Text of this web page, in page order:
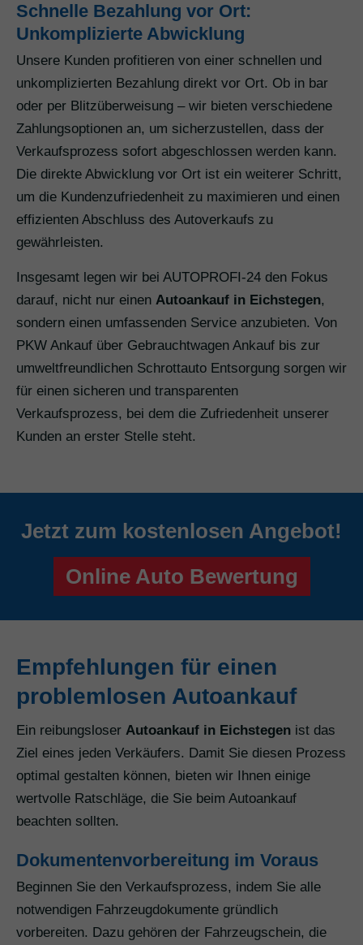
Schnelle Bezahlung vor Ort:
Unkomplizierte Abwicklung
Unsere Kunden profitieren von einer schnellen und
unkomplizierten Bezahlung direkt vor Ort. Ob in bar
oder per Blitzüberweisung – wir bieten verschiedene
Zahlungsoptionen an, um sicherzustellen, dass der
Verkaufsprozess sofort abgeschlossen werden kann.
Die direkte Abwicklung vor Ort ist ein weiterer Schritt,
um die Kundenzufriedenheit zu maximieren und einen
effizienten Abschluss des Autoverkaufs zu
gewährleisten.
Insgesamt legen wir bei AUTOPROFI-24 den Fokus
darauf, nicht nur einen Autoankauf in Eichstegen,
sondern einen umfassenden Service anzubieten. Von
PKW Ankauf über Gebrauchtwagen Ankauf bis zur
umweltfreundlichen Schrottauto Entsorgung sorgen wir
für einen sicheren und transparenten
Verkaufsprozess, bei dem die Zufriedenheit unserer
Kunden an erster Stelle steht.
Jetzt zum kostenlosen Angebot!
Online Auto Bewertung
Empfehlungen für einen
problemlosen Autoankauf
Ein reibungsloser Autoankauf in Eichstegen ist das
Ziel eines jeden Verkäufers. Damit Sie diesen Prozess
optimal gestalten können, bieten wir Ihnen einige
wertvolle Ratschläge, die Sie beim Autoankauf
beachten sollten.
Dokumentenvorbereitung im Voraus
Beginnen Sie den Verkaufsprozess, indem Sie alle
notwendigen Fahrzeugdokumente gründlich
vorbereiten. Dazu gehören der Fahrzeugschein, die